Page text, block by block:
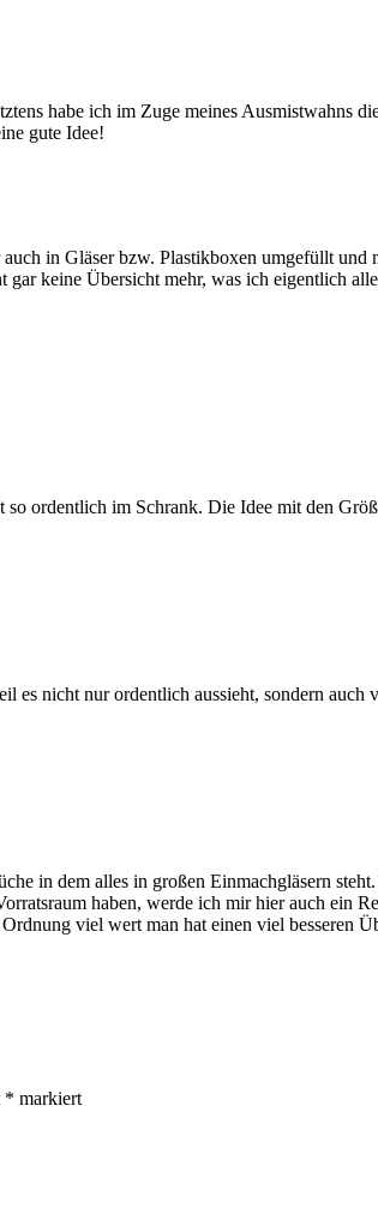
habe ich im Zuge meines Ausmistwahns
gute Idee!
in Gläser bzw. Plastikboxen umgefüllt
keine Übersicht mehr, was ich eigentlich
ordentlich im Schrank. Die Idee mit den
es nicht nur ordentlich aussieht, sondern auch
in dem alles in großen Einmachgläsern
haben, werde ich mir hier auch ein
viel wert man hat einen viel besseren
* markiert